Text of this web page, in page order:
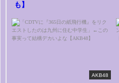
も】
AKB48